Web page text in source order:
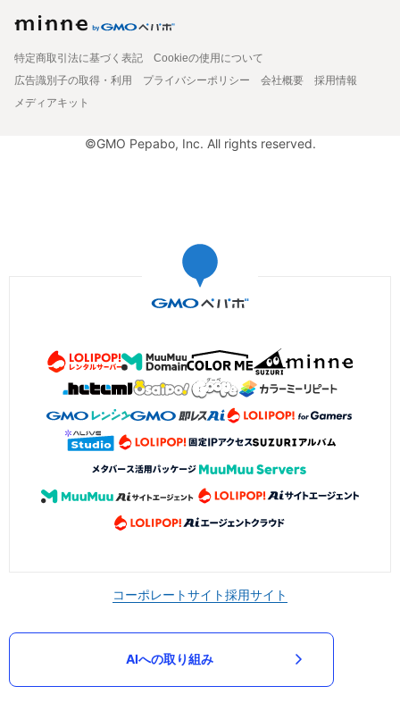
特定商取引法に基づく表記
Cookieの使用について
広告識別子の取得・利用
プライバシーポリシー 会社概要
採用情報
メディアキット
©GMO Pepabo, Inc. All rights reserved.
コーポレートサイト採用サイト
AIへの取り組み